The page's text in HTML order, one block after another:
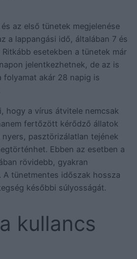
az első tünetek megjelenése
a lappangási idő, általában 7 és
esetekben a tünetek már
jelentkezhetnek, de az is
folyamat akár 28 napig is
hogy a vírus átvitele nemcsak
fertőzött kérődző állatok
pasztörizálatlan tejének
Ebben az esetben a
rövidebb, gyakran
tünetmentes időszak hossza
későbbi súlyosságát.
kullancs